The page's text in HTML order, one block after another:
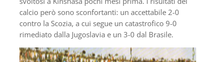
calcio però sono sconfortanti: un accettabile 2-0
contro la Scozia, a cui segue un catastrofico 9-0
rimediato dalla Jugoslavia e un 3-0 dal Brasile.